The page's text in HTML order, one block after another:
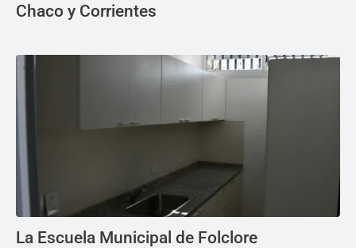
Chaco y Corrientes
La Escuela Municipal de Folclore